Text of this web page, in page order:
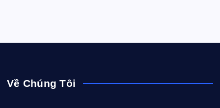
Về Chúng Tôi